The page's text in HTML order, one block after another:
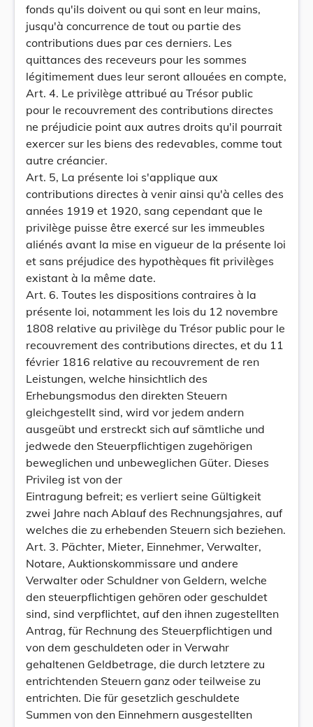
fonds qu'ils doivent ou qui sont en leur mains,
jusqu'à concurrence de tout ou partie des
contributions dues par ces derniers. Les
quittances des receveurs pour les sommes
légitimement dues leur seront allouées en compte,
Art. 4. Le privilège attribué au Trésor public
pour le recouvrement des contributions directes
ne préjudicie point aux autres droits qu'il pourrait
exercer sur les biens des redevables, comme tout
autre créancier.
Art. 5, La présente loi s'applique aux
contributions directes à venir ainsi qu'à celles des
années 1919 et 1920, sang cependant que le
privilège puisse être exercé sur les immeubles
aliénés avant la mise en vigueur de la présente loi
et sans préjudice des hypothèques fit privilèges
existant à la même date.
Art. 6. Toutes les dispositions contraires à la
présente loi, notamment les lois du 12 novembre
1808 relative au privilège du Trésor public pour le
recouvrement des contributions directes, et du 11
février 1816 relative au recouvrement de ren
Leistungen, welche hinsichtlich des
Erhebungsmodus den direkten Steuern
gleichgestellt sind, wird vor jedem andern
ausgeübt und erstreckt sich auf sämtliche und
jedwede den Steuerpflichtigen zugehörigen
beweglichen und unbeweglichen Güter. Dieses
Privileg ist von der
Eintragung befreit; es verliert seine Gültigkeit
zwei Jahre nach Ablauf des Rechnungsjahres, auf
welches die zu erhebenden Steuern sich beziehen.
Art. 3. Pächter, Mieter, Einnehmer, Verwalter,
Notare, Auktionskommissare und andere
Verwalter oder Schuldner von Geldern, welche
den steuerpflichtigen gehören oder geschuldet
sind, sind verpflichtet, auf den ihnen zugestellten
Antrag, für Rechnung des Steuerpflichtigen und
von dem geschuldeten oder in Verwahr
gehaltenen Geldbetrage, die durch letztere zu
entrichtenden Steuern ganz oder teilweise zu
entrichten. Die für gesetzlich geschuldete
Summen von den Einnehmern ausgestellten